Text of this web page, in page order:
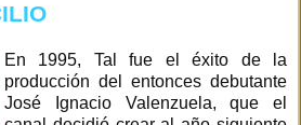
En 1995, Tal fue el éxito de la
producción del entonces debutante
José Ignacio Valenzuela, que el